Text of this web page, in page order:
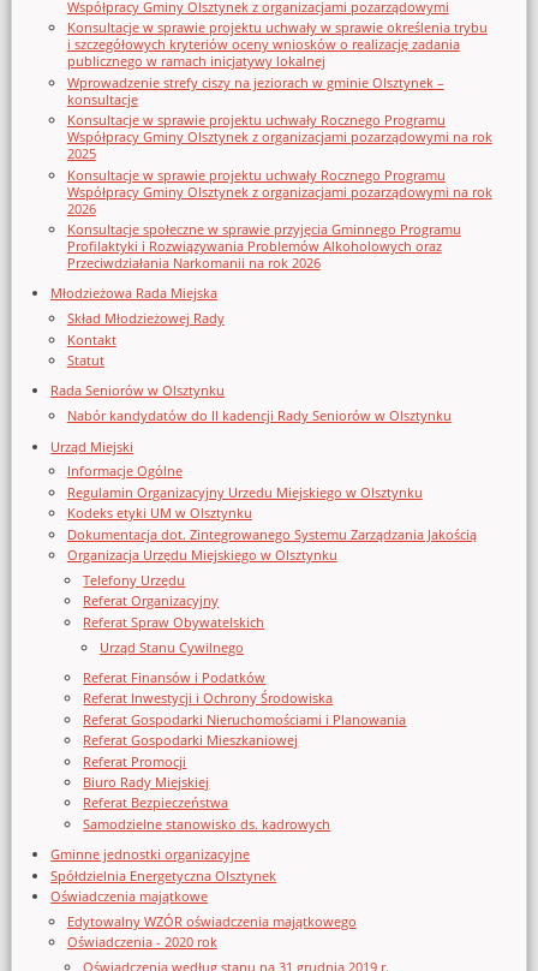
Współpracy Gminy Olsztynek z organizacjami pozarządowymi
Konsultacje w sprawie projektu uchwały w sprawie określenia trybu
i szczegółowych kryteriów oceny wniosków o realizację zadania
publicznego w ramach inicjatywy lokalnej
Wprowadzenie strefy ciszy na jeziorach w gminie Olsztynek –
konsultacje
Konsultacje w sprawie projektu uchwały Rocznego Programu
Współpracy Gminy Olsztynek z organizacjami pozarządowymi na rok
2025
Konsultacje w sprawie projektu uchwały Rocznego Programu
Współpracy Gminy Olsztynek z organizacjami pozarządowymi na rok
2026
Konsultacje społeczne w sprawie przyjęcia Gminnego Programu
Profilaktyki i Rozwiązywania Problemów Alkoholowych oraz
Przeciwdziałania Narkomanii na rok 2026
Młodzieżowa Rada Miejska
Skład Młodzieżowej Rady
Kontakt
Statut
Rada Seniorów w Olsztynku
Nabór kandydatów do II kadencji Rady Seniorów w Olsztynku
Urząd Miejski
Informacje Ogólne
Regulamin Organizacyjny Urzedu Miejskiego w Olsztynku
Kodeks etyki UM w Olsztynku
Dokumentacja dot. Zintegrowanego Systemu Zarządzania Jakością
Organizacja Urzędu Miejskiego w Olsztynku
Telefony Urzędu
Referat Organizacyjny
Referat Spraw Obywatelskich
Urząd Stanu Cywilnego
Referat Finansów i Podatków
Referat Inwestycji i Ochrony Środowiska
Referat Gospodarki Nieruchomościami i Planowania
Referat Gospodarki Mieszkaniowej
Referat Promocji
Biuro Rady Miejskiej
Referat Bezpieczeństwa
Samodzielne stanowisko ds. kadrowych
Gminne jednostki organizacyjne
Spółdzielnia Energetyczna Olsztynek
Oświadczenia majątkowe
Edytowalny WZÓR oświadczenia majątkowego
Oświadczenia - 2020 rok
Oświadczenia według stanu na 31 grudnia 2019 r.